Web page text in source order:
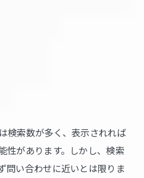
検索数が多く、表示されれば
性があります。しかし、検索
問い合わせに近いとは限りま